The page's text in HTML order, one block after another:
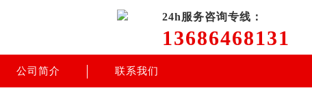
24h服务咨询专线：
13686468131
公司简介 联系我们